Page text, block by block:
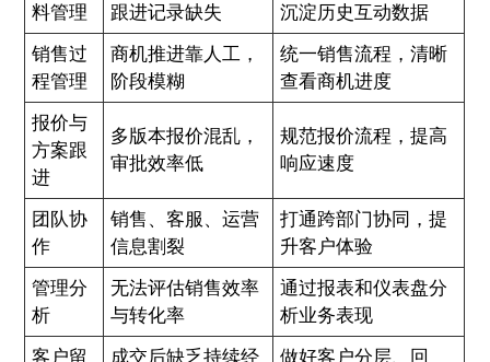
料管理
跟进记录缺失
沉淀历史互动数据
销售过
程管理
商机推进靠人工，
阶段模糊
统一销售流程，清晰
查看商机进度
报价与
方案跟
进
多版本报价混乱，
审批效率低
规范报价流程，提高
响应速度
团队协
作
销售、客服、运营
信息割裂
打通跨部门协同，提
升客户体验
管理分
析
无法评估销售效率
与转化率
通过报表和仪表盘分
析业务表现
客户留
成交后缺乏持续经 做好客户分层、回